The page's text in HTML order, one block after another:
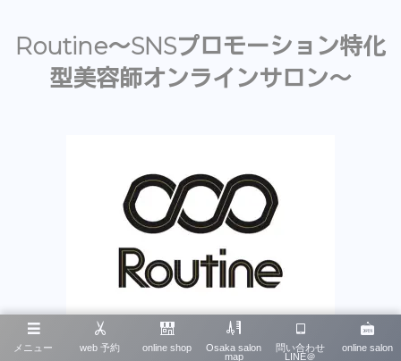
Routine〜SNSプロモーション特化
型美容師オンラインサロン〜
関西で発信力に長けた美容師による会員制オンラインサロンです。 地域に関わらず
メニュー web 予約 online shop
Osaka salon
map
問い合わせ
LINE＠
online salon